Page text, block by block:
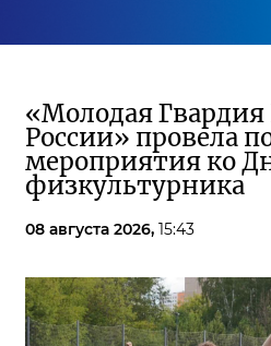
«Молодая
России» провела
мероприятия ко
физкультурника
08 августа 2026, 15:43